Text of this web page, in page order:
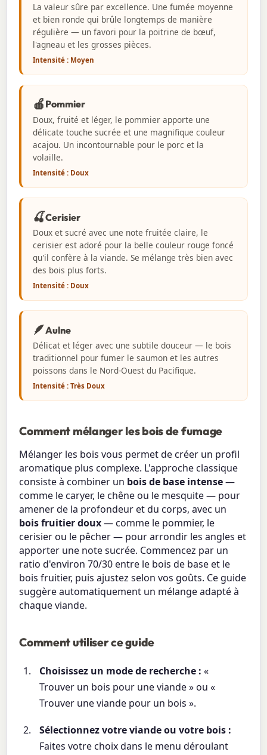
La valeur sûre par excellence. Une fumée moyenne
et bien ronde qui brûle longtemps de manière
régulière — un favori pour la poitrine de bœuf,
l'agneau et les grosses pièces.
Intensité : Moyen
🍎 Pommier
Doux, fruité et léger, le pommier apporte une
délicate touche sucrée et une magnifique couleur
acajou. Un incontournable pour le porc et la
volaille.
Intensité : Doux
🍒Cerisier
Doux et sucré avec une note fruitée claire, le
cerisier est adoré pour la belle couleur rouge foncé
qu'il confère à la viande. Se mélange très bien avec
des bois plus forts.
Intensité : Doux
🪶Aulne
Délicat et léger avec une subtile douceur — le bois
traditionnel pour fumer le saumon et les autres
poissons dans le Nord-Ouest du Pacifique.
Intensité : Très Doux
Comment mélanger les bois de fumage
Mélanger les bois vous permet de créer un profil
aromatique plus complexe. L'approche classique
consiste à combiner un bois de base intense—
comme le caryer, le chêne ou le mesquite — pour
amener de la profondeur et du corps, avec un
bois fruitier doux— comme le pommier, le
cerisier ou le pêcher — pour arrondir les angles et
apporter une note sucrée. Commencez par un
ratio d'environ 70/30 entre le bois de base et le
bois fruitier, puis ajustez selon vos goûts. Ce guide
suggère automatiquement un mélange adapté à
chaque viande.
Comment utiliser ce guide
Choisissez un mode de recherche : «
Trouver un bois pour une viande » ou «
Trouver une viande pour un bois ».
Sélectionnez votre viande ou votre bois :
Faites votre choix dans le menu déroulant